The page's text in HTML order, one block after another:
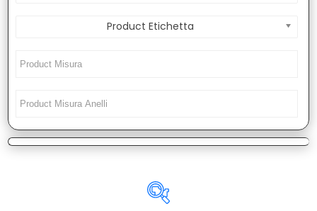
Product Etichetta